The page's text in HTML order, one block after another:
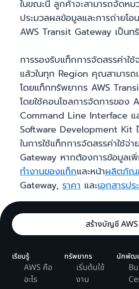
ในขณะนี้ ลูกค้าจะสามารถจัดหม
ประมวลผลข้อมูลและการถ่ายโ
AWS Transit Gateway เป็นท
การรองรับแท็กการจัดสรรค่าใ
แล้วในทุก Region คุณสามารถ
โดยแท็กทรัพยากร AWS
โดยใช้คอนโซลการจัดการของ
Command Line Interface แ
Software Development Kit ไ
ในการใช้แท็กการจัดสรรค่าใช้จ่
Gateway หากต้องการข้อมูลเ
ทำงานของแท็กและหน้าผลิตภั
Gateway, ราคา และเอกสารป
สร้างบัญชี AWS
เรียนรู้
AWS คือ
อะไร
ทรัพยากร
เริ่มต้นใช้
งาน
นักพัฒ